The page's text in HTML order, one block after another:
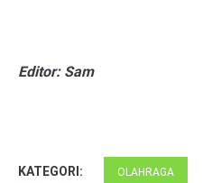
Editor: Sam
KATEGORI: OLAHRAGA